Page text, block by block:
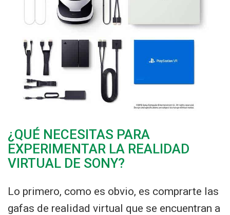
¿QUÉ NECESITAS PARA
EXPERIMENTAR LA REALIDAD
VIRTUAL DE SONY?
Lo primero, como es obvio, es comprarte las
gafas de realidad virtual que se encuentran a